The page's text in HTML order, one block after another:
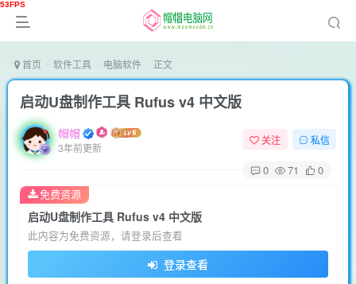
首页 软件工具 电脑软件 正文
启动U盘制作工具 Rufus v4 中文版
帽帽
3年前更新
关注 私信
0 71 0
启动U盘制作工具 Rufus v4 中文版
此内容为免费资源，请登录后查看
登录查看
免费资源